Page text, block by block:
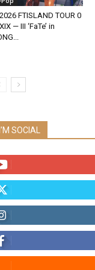
2026 FTISLAND TOUR 0
— III ‘FaTe’ in
I'M SOCIAL